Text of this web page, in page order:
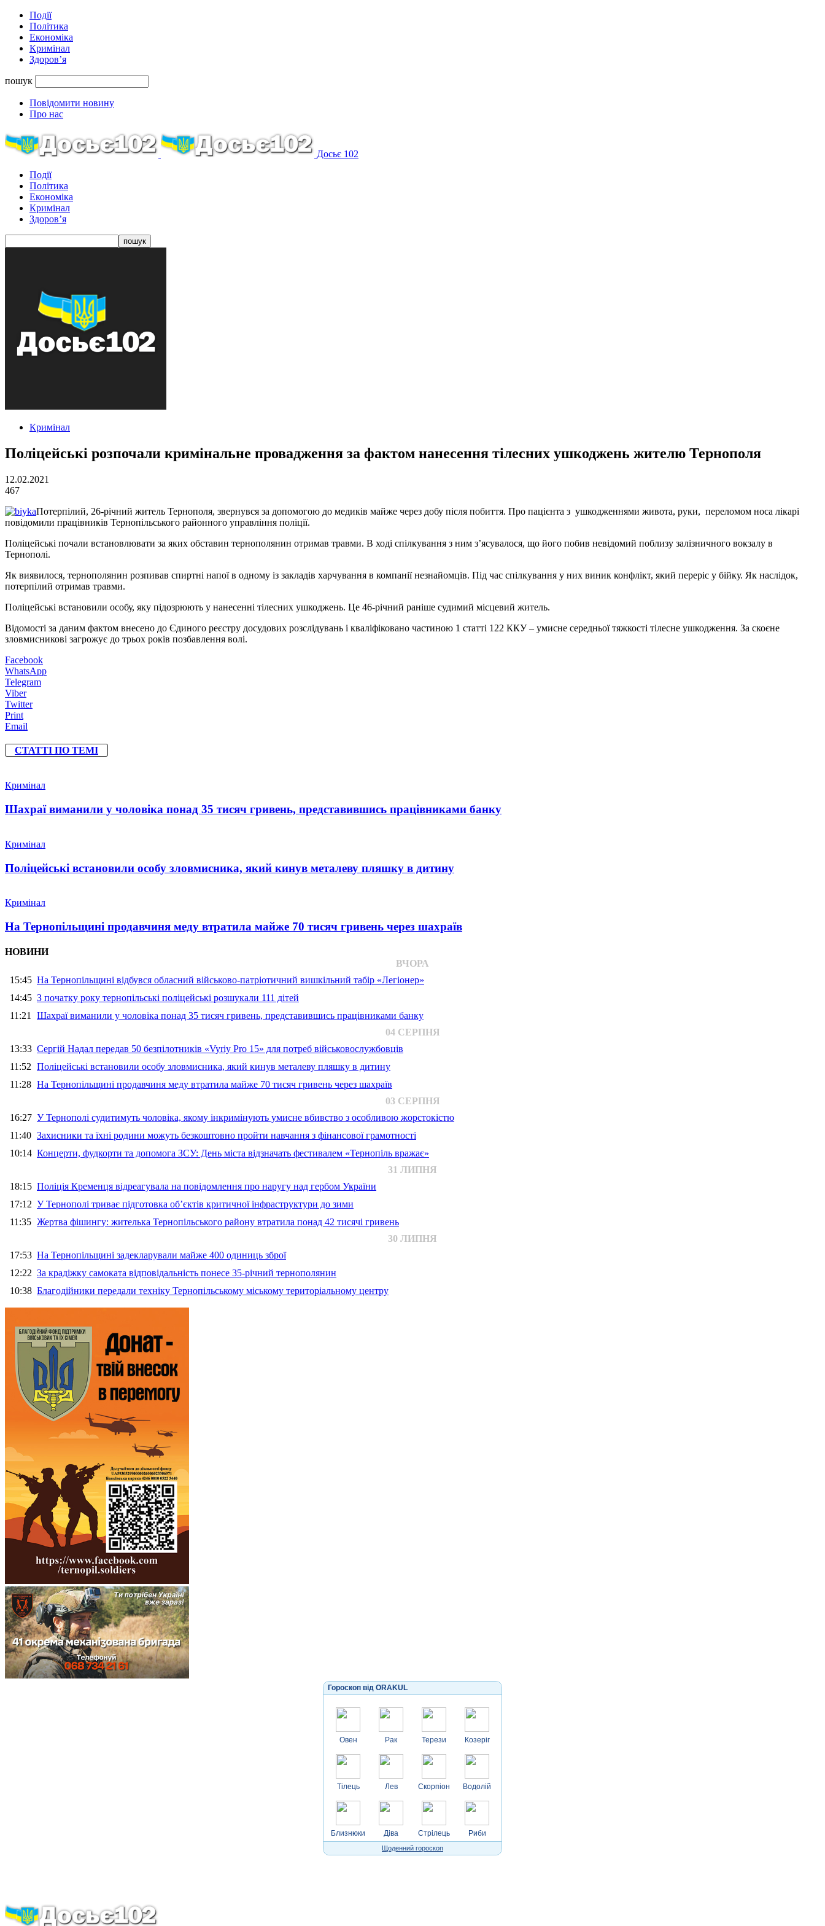
Події
Політика
Економіка
Кримінал
Здоров’я
пошук
Повідомити новину
Про нас
Досьє 102
Події
Політика
Економіка
Кримінал
Здоров’я
Кримінал
Поліцейські розпочали кримінальне провадження за фактом нанесення тілесних ушкоджень жителю Тернополя
12.02.2021
467
Потерпілий, 26-річний житель Тернополя, звернувся за допомогою до медиків майже через добу після побиття. Про пацієнта з ушкодженнями живота, руки, переломом носа лікарі
повідомили працівників Тернопільського районного управління поліції.
Поліцейські почали встановлювати за яких обставин тернополянин отримав травми. В ході спілкування з ним з’ясувалося, що його побив невідомий поблизу залізничного вокзалу в
Тернополі.
Як виявилося, тернополянин розпивав спиртні напої в одному із закладів харчування в компанії незнайомців. Під час спілкування у них виник конфлікт, який переріс у бійку. Як наслідок,
потерпілий отримав травми.
Поліцейські встановили особу, яку підозрюють у нанесенні тілесних ушкоджень. Це 46-річний раніше судимий місцевий житель.
Відомості за даним фактом внесено до Єдиного реєстру досудових розслідувань і кваліфіковано частиною 1 статті 122 ККУ – умисне середньої тяжкості тілесне ушкодження. За скоєне
зловмисникові загрожує до трьох років позбавлення волі.
Facebook
WhatsApp
Telegram
Viber
Twitter
Print
Email
СТАТТІ ПО ТЕМІ
Кримінал
Шахраї виманили у чоловіка понад 35 тисяч гривень, представившись працівниками банку
Кримінал
Поліцейські встановили особу зловмисника, який кинув металеву пляшку в дитину
Кримінал
На Тернопільщині продавчиня меду втратила майже 70 тисяч гривень через шахраїв
НОВИНИ
ВЧОРА
15:45 На Тернопільщині відбувся обласний військово-патріотичний вишкільний табір «Легіонер»
14:45 З початку року тернопільські поліцейські розшукали 111 дітей
11:21 Шахраї виманили у чоловіка понад 35 тисяч гривень, представившись працівниками банку
04 СЕРПНЯ
13:33 Сергій Надал передав 50 безпілотників «Vyriy Pro 15» для потреб військовослужбовців
11:52 Поліцейські встановили особу зловмисника, який кинув металеву пляшку в дитину
11:28 На Тернопільщині продавчиня меду втратила майже 70 тисяч гривень через шахраїв
03 СЕРПНЯ
16:27 У Тернополі судитимуть чоловіка, якому інкримінують умисне вбивство з особливою жорстокістю
11:40 Захисники та їхні родини можуть безкоштовно пройти навчання з фінансової грамотності
10:14 Концерти, фудкорти та допомога ЗСУ: День міста відзначать фестивалем «Тернопіль вражає»
31 ЛИПНЯ
18:15 Поліція Кременця відреагувала на повідомлення про наругу над гербом України
17:12 У Тернополі триває підготовка об’єктів критичної інфраструктури до зими
11:35 Жертва фішингу: жителька Тернопільського району втратила понад 42 тисячі гривень
30 ЛИПНЯ
17:53 На Тернопільщині задекларували майже 400 одиниць зброї
12:22 За крадіжку самоката відповідальність понесе 35-річний тернополянин
10:38 Благодійники передали техніку Тернопільському міському територіальному центру
Гороскоп від ORAKUL
Овен
Тілець
Близнюки
Рак
Лев
Діва
Терези
Скорпіон
Стрілець
Козеріг
Водолій
Риби
Щоденний гороскоп